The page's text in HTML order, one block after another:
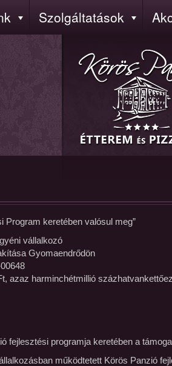
Szolgáltatások
Program keretében valósul meg”
vállalkozó
Gyomaendrődön
azaz harminchétmillió
fejlesztési programja keretében a
működtetett Körös Panzió